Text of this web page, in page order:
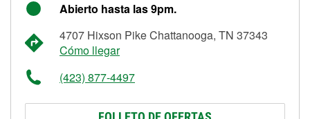
Abierto hasta las 9pm.
4707 Hixson Pike Chattanooga, TN 37343
Cómo llegar
(423) 877-4497